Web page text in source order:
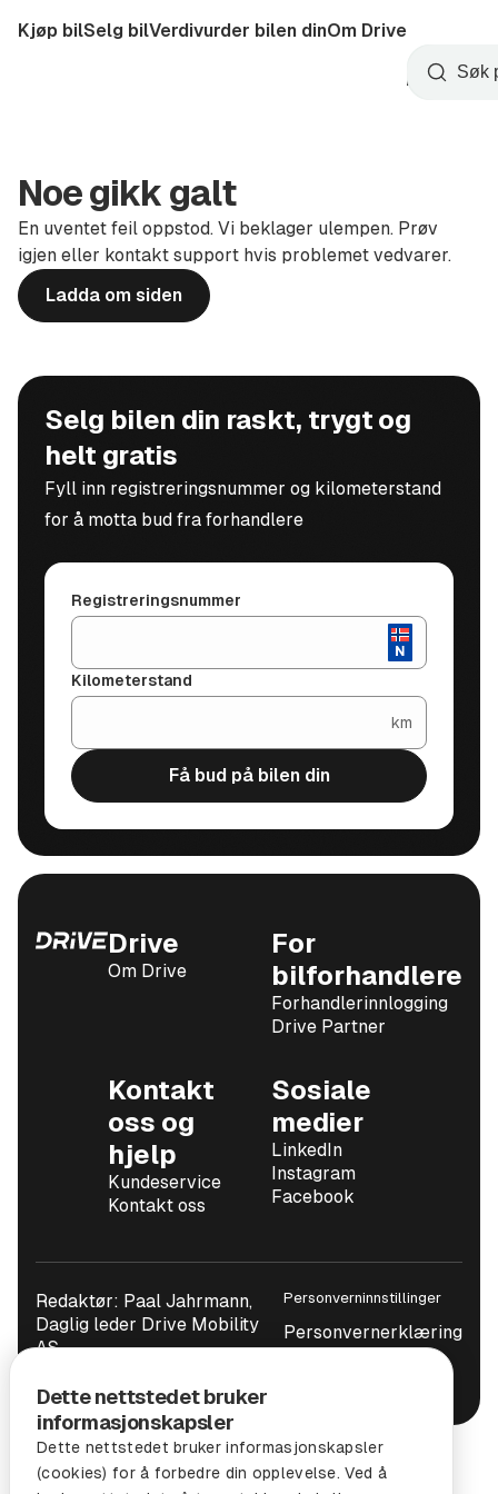
til
Startside
Kjøp bilSelg bilVerdivurder bilen dinOm Drive
Opprett
konto
Søk
Noe gikk galt
En uventet feil oppstod. Vi beklager ulempen. Prøv
igjen eller kontakt support hvis problemet vedvarer.
Ladda om siden
Selg bilen din raskt, trygt og
helt gratis
Fyll inn registreringsnummer og kilometerstand
for å motta bud fra forhandlere
Registreringsnummer
Kilometerstand
km
Få bud på bilen din
Drive
Om Drive
For
bilforhandlere
Forhandlerinnlogging
Drive Partner
Kontakt
oss og
hjelp
Kundeservice
Kontakt oss
Sosiale
medier
LinkedIn
Instagram
Facebook
Redaktør: Paal Jahrmann,
Daglig leder Drive Mobility
AS
Personverninnstillinger
Personvernerklæring
Dette nettstedet bruker
informasjonskapsler
Dette nettstedet bruker informasjonskapsler
(cookies) for å forbedre din opplevelse. Ved å